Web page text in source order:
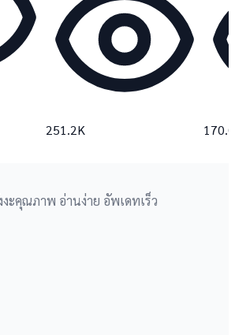
251.2K
ะคุณภาพ อ่านง่าย อัพเดทเร็ว